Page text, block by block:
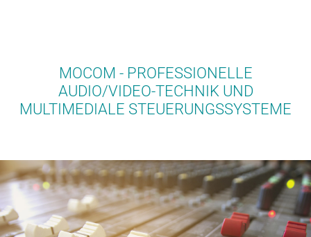
MOCOM - PROFESSIONELLE
AUDIO/VIDEO-TECHNIK UND
MULTIMEDIALE STEUERUNGSSYSTEME